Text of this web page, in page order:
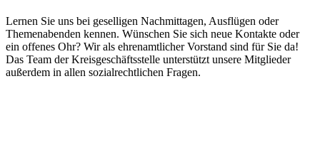
Lernen Sie uns bei geselligen Nachmittagen, Ausflügen oder
Themenabenden kennen. Wünschen Sie sich neue Kontakte oder
ein offenes Ohr? Wir als ehrenamtlicher Vorstand sind für Sie da!
Das Team der Kreisgeschäftsstelle unterstützt unsere Mitglieder
außerdem in allen sozialrechtlichen Fragen.